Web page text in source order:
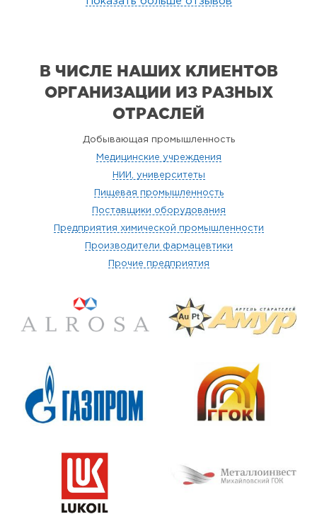
В ЧИСЛЕ НАШИХ КЛИЕНТОВ
ОРГАНИЗАЦИИ ИЗ РАЗНЫХ
ОТРАСЛЕЙ
Добывающая промышленность
Медицинские учреждения
НИИ, университеты
Пищевая промышленность
Поставщики оборудования
Предприятия химической промышленности
Производители фармацевтики
Прочие предприятия